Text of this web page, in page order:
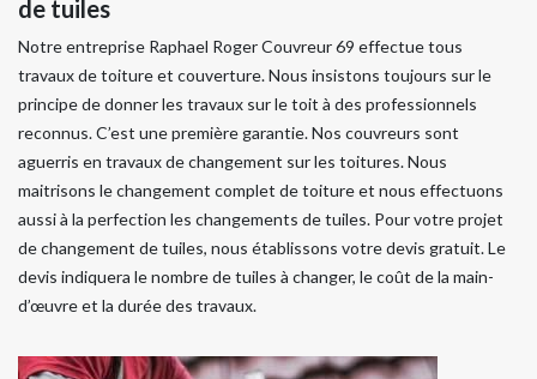
de tuiles
Notre entreprise Raphael Roger Couvreur 69 effectue tous
travaux de toiture et couverture. Nous insistons toujours sur le
principe de donner les travaux sur le toit à des professionnels
reconnus. C’est une première garantie. Nos couvreurs sont
aguerris en travaux de changement sur les toitures. Nous
maitrisons le changement complet de toiture et nous effectuons
aussi à la perfection les changements de tuiles. Pour votre projet
de changement de tuiles, nous établissons votre devis gratuit. Le
devis indiquera le nombre de tuiles à changer, le coût de la main-
d’œuvre et la durée des travaux.